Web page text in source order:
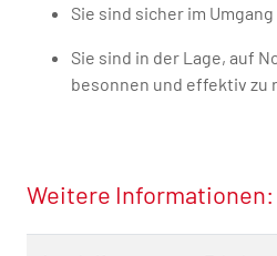
Sie sind sicher im Umgang
Sie sind in der Lage, auf
besonnen und effektiv zu
Weitere Informationen: